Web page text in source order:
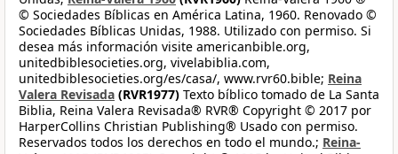
© Sociedades Bíblicas en América Latina, 1960. Renovado ©
Sociedades Bíblicas Unidas, 1988. Utilizado con permiso. Si
desea más información visite americanbible.org,
unitedbiblesocieties.org, vivelabiblia.com,
unitedbiblesocieties.org/es/casa/, www.rvr60.bible; Reina
Valera Revisada (RVR1977) Texto bíblico tomado de La Santa
Biblia, Reina Valera Revisada® RVR® Copyright © 2017 por
HarperCollins Christian Publishing® Usado con permiso.
Reservados todos los derechos en todo el mundo.; Reina-